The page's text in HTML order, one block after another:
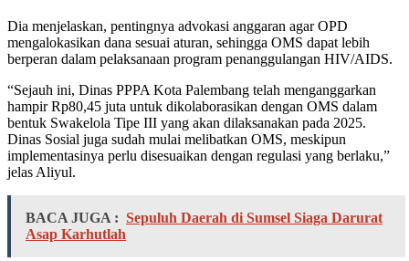
Dia menjelaskan, pentingnya advokasi anggaran agar OPD
mengalokasikan dana sesuai aturan, sehingga OMS dapat lebih
berperan dalam pelaksanaan program penanggulangan HIV/AIDS.
“Sejauh ini, Dinas PPPA Kota Palembang telah menganggarkan
hampir Rp80,45 juta untuk dikolaborasikan dengan OMS dalam
bentuk Swakelola Tipe III yang akan dilaksanakan pada 2025.
Dinas Sosial juga sudah mulai melibatkan OMS, meskipun
implementasinya perlu disesuaikan dengan regulasi yang berlaku,”
jelas Aliyul.
BACA JUGA : Sepuluh Daerah di Sumsel Siaga Darurat
Asap Karhutlah